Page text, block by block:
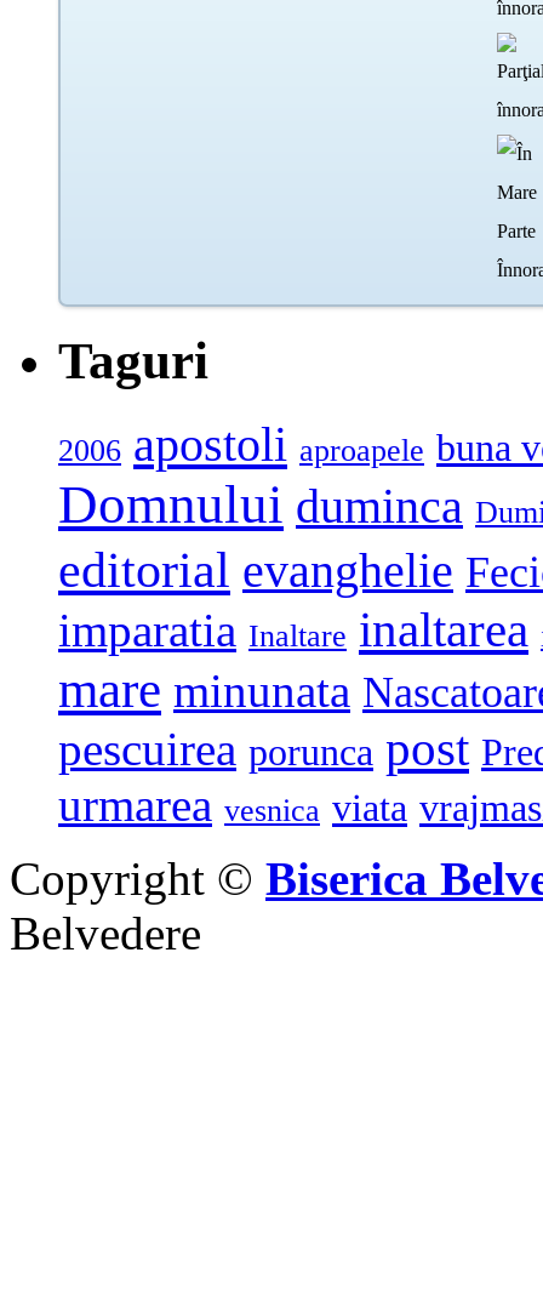
Taguri
2006 apostoli aproapele buna
Domnului duminca
editorial evanghelie
imparatia Inaltare inaltarea
mare minunata
pescuirea porunca post
urmarea vesnica viata
Copyright © Biserica
Belvedere